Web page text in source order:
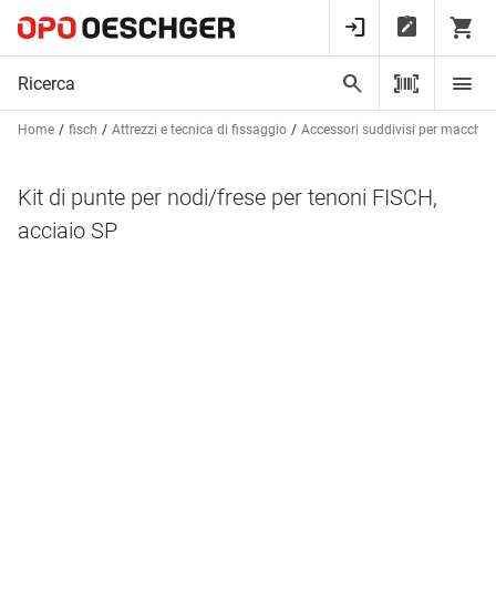
Home fisch Attrezzi e tecnica di fissaggio Accessori suddivisi per
Kit di punte per nodi/frese per tenoni FISCH,
acciaio SP